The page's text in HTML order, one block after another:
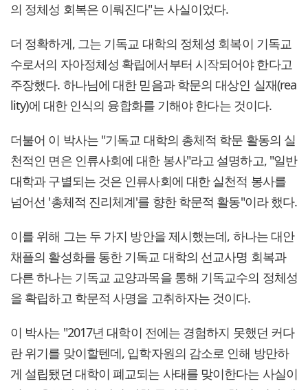
의 정체성 회복은 이뤄진다"는 사실이었다.
더 정확하게, 그는 기독교 대학의 정체성 회복이 기독교
수로서의 자아정체성 확립에서부터 시작되어야 한다고
주장했다. 하나님에 대한 믿음과 학문의 대상인 실재(rea
lity)에 대한 인식의 융합화를 기해야 한다는 것이다.
더불어 이 박사는 "기독교 대학의 총체적 학문 활동의 실
천적인 면은 인류사회에 대한 봉사"라고 설명하고, "일반
대학과 구별되는 것은 인류사회에 대한 실천적 봉사를
넘어선 '총체적 진리체계'를 향한 학문적 활동"이라 했다.
이를 위해 그는 두 가지 방안을 제시했는데, 하나는 대안
채플의 활성화를 통한 기독교 대학의 선교사명 회복과
다른 하나는 기독교 교양과목을 통해 기독교수의 정체성
을 확립하고 학문적 사명을 고취하자는 것이다.
이 박사는 "2017년 대학이 전에는 경험하지 못했던 커다
란 위기를 맞이할텐데, 입학자원의 감소로 인해 방만하
게 설립됐던 대학이 폐교되는 사태를 맞이한다는 사실이